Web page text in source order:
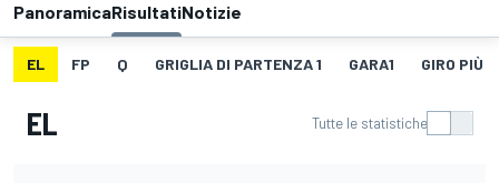
PanoramicaRisultatiNotizie
EL FP Q GRIGLIA DI PARTENZA 1 GARA1 GIRO PIÙ
EL Tutte le statistiche